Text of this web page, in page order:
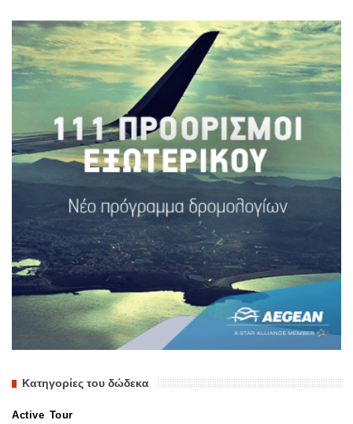
Κατηγορίες του δώδεκα
Active Tour